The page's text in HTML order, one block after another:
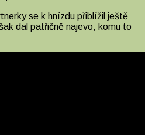
se k hnízdu přiblížil ještě
dal patřičně najevo, komu to